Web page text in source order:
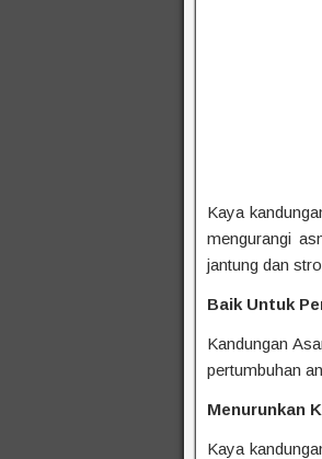
Kaya
mengurangi
jantung dan
Baik Untuk
Kandungan
pertumbuhan
Menurunkan
Kaya